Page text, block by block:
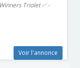
Triolet ✅ -
Voir l'annonce